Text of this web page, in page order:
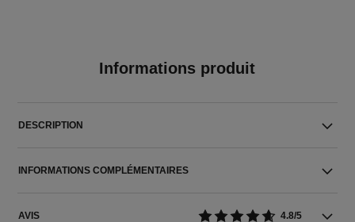
Informations produit
DESCRIPTION
INFORMATIONS COMPLÉMENTAIRES
AVIS 4.8/5